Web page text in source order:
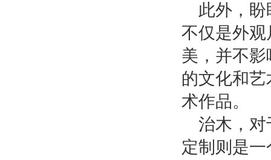
此外，
不仅是外
美，并不
的文化和
术作品。
治木，对
定制则是